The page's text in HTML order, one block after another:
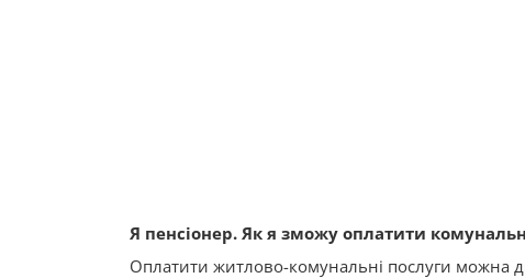
Я пенсіонер. Як я зможу оплатити
Оплатити житлово-комунальні послуги можна